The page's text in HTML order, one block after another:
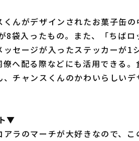
んがデザインされたお菓子缶の
8袋入ったもの。また、「ちば
セージが入ったステッカーが1
へ配る際などにも活用できる
チャンスくんのかわいらしい
▼
アラのマーチが大好きなので、